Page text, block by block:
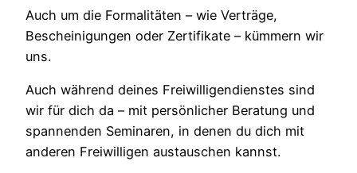
Auch um die Formalitäten – wie Verträge,
Bescheinigungen oder Zertifikate – kümmern wir
uns.
Auch während deines Freiwilligendienstes sind
wir für dich da – mit persönlicher Beratung und
spannenden Seminaren, in denen du dich mit
anderen Freiwilligen austauschen kannst.